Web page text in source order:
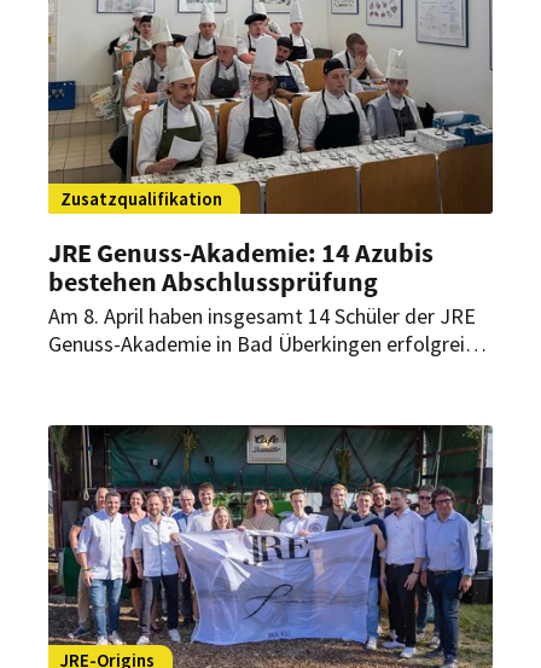
Zusatzqualifikation
JRE Genuss-Akademie: 14 Azubis
bestehen Abschlussprüfung
Am 8. April haben insgesamt 14 Schüler der JRE
Genuss-Akademie in Bad Überkingen erfolgreich
Team des JRE-Mitglieds Markus Waibel und des
JRE Membre d’Honneur Ralf Straubinger im
Gourmetrestaurant „fine dining RS“ auf Burg
Staufeneck in Salach kulinarisch verwöhnt.
JRE-Origins